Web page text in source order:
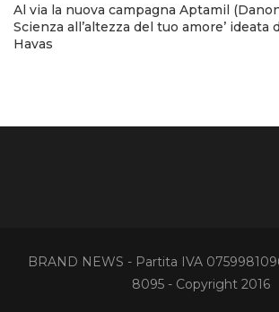
Al via la nuova campagna Aptamil
Scienza all’altezza del tuo amore’ ideata
Havas
BRAND NEWS - Partita IVA
8095 - Copyright 2016